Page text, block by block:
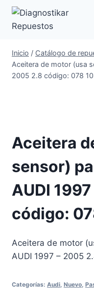
Saltar
contenido
Inicio / Catálogo de
Aceitera de motor (usa
2005 2.8 código: 078
Aceitera
sensor)
AUDI
código:
Aceitera de motor
AUDI 1997 – 2005
Categorías: Audi Nuevo